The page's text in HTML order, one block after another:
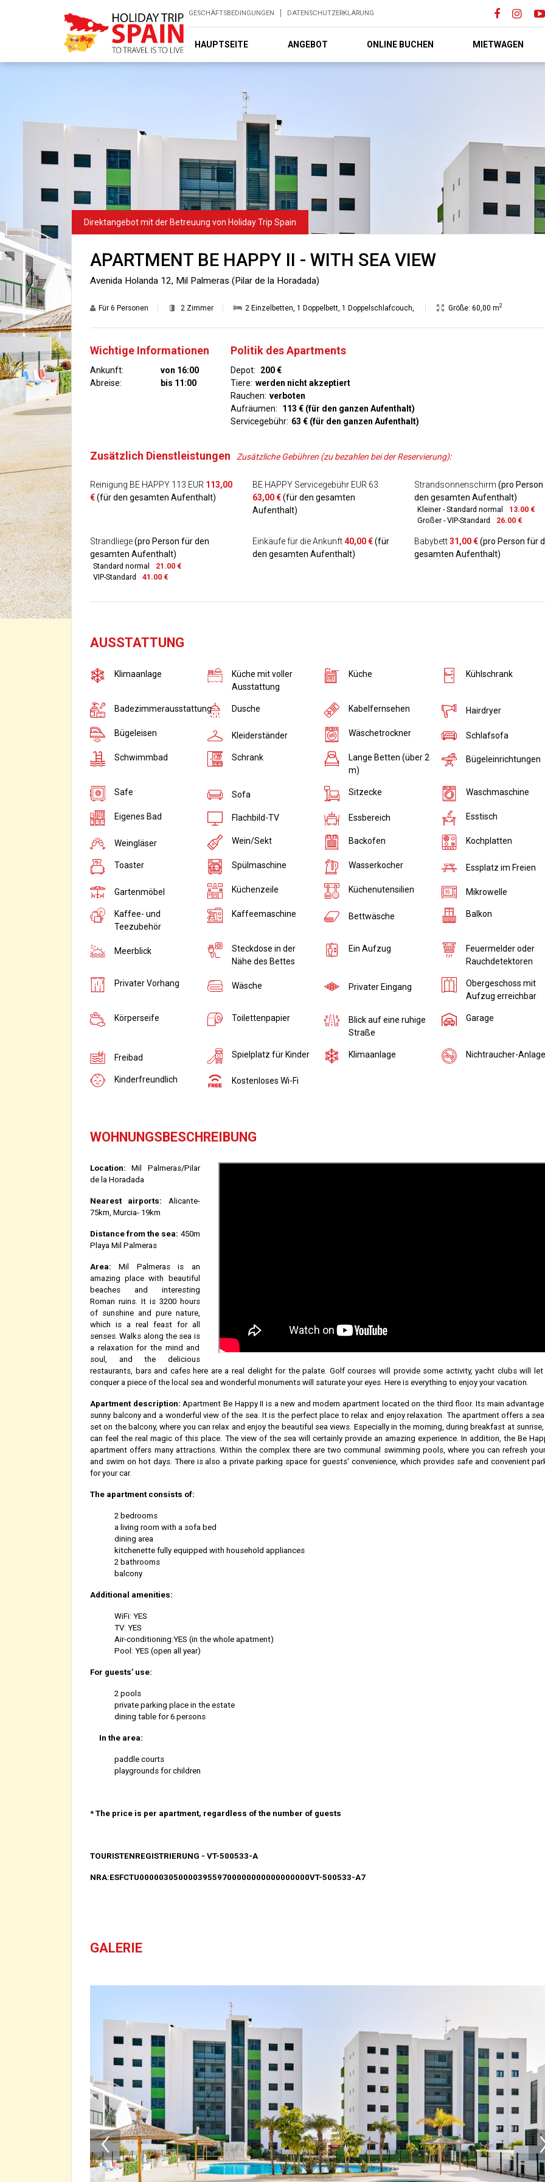
GESCHÄFTSBEDINGUNGEN DATENSCHUTZERKLÄRUNG
HAUPTSEITE ANGEBOT ONLINE BUCHEN MIETWAGEN
APARTMENT BE HAPPY II - WITH SEA VIEW
Avenida Holanda 12, Mil Palmeras (Pilar de la Horadada)
Für 6 Personen 2 Zimmer 2 Einzelbetten ,1 Doppelbett ,1 Doppelschlafcouch Größe: 60,00 m2
Wichtige Informationen
Ankunft:
von 16:00
Abreise:
bis 11:00
Politik des Apartments
Depot:
200 €
Tiere: werden nicht akzeptiert
Rauchen: verboten
Aufräumen:
113 € (für den ganzen Aufenthalt)
Servicegebühr: 63 € (für den ganzen Aufenthalt)
Zusätzlich Dienstleistungen Zusätzliche Gebühren (zu bezahlen bei der Reservierung):
Reinigung BE HAPPY 113 EUR 113,00
€(für den gesamten Aufenthalt)
BE HAPPY Servicegebühr EUR 63
63,00 €(für den gesamten
Aufenthalt)
Strandsonnenschirm(pro
den gesamten Aufenthalt)
Kleiner - Standard normal
13.00 €
Großer - VIP-Standard
26.00 €
Strandliege(pro Person für den
gesamten Aufenthalt)
Standard normal
21.00 €
VIP-Standard
41.00 €
Einkäufe für die Ankunft40,00 €(für
den gesamten Aufenthalt)
Babybett31,00 €(pro Person für
gesamten Aufenthalt)
AUSSTATTUNG
Klimaanlage
Küche mit voller
Ausstattung
Küche Kühlschrank
Badezimmerausstattung Dusche Kabelfernsehen Hairdryer
Bügeleisen Kleiderständer Wäschetrockner Schlafsofa
Schwimmbad Schrank
Lange Betten (über 2
m)
Bügeleinrichtungen
Safe Sofa Sitzecke Waschmaschine
Eigenes Bad Flachbild-TV Essbereich Esstisch
Weingläser Wein/Sekt Backofen Kochplatten
Toaster Spülmaschine Wasserkocher Essplatz im Freien
Gartenmöbel Küchenzeile Küchenutensilien Mikrowelle
Kaffee- und
Teezubehör
Kaffeemaschine Bettwäsche Balkon
Meerblick
Steckdose in der
Nähe des Bettes
Ein Aufzug
Feuermelder oder
Rauchdetektoren
Privater Vorhang Wäsche Privater Eingang
Obergeschoss mit
Aufzug erreichbar
Körperseife Toilettenpapier
Blick auf eine ruhige
Straße
Garage
Freibad Spielplatz für Kinder Klimaanlage Nichtraucher-Anlage
Kinderfreundlich Kostenloses Wi-Fi
WOHNUNGSBESCHREIBUNG
Location: Mil Palmeras/Pilar
de la Horadada
Nearest airports: Alicante-
75km, Murcia- 19km
Distance from the sea: 450m
Playa Mil Palmeras
Area: Mil Palmeras is an
amazing place with beautiful
beaches and interesting
Roman ruins. It is 3200 hours
of sunshine and pure nature,
which is a real feast for all
senses. Walks along the sea is
a relaxation for the mind and
soul, and the delicious
restaurants, bars and cafes here are a real delight for the palate. Golf courses will provide some activity, yacht clubs will let
conquer a piece of the local sea and wonderful monuments will saturate your eyes. Here is everything to enjoy your vacation.
Apartment description:Apartment Be Happy II is a new and modern apartment located on the third floor. Its main
sunny balcony and a wonderful view of the sea. It is the perfect place to relax and enjoy relaxation. The apartment offers a
set on the balcony, where you can relax and enjoy the beautiful sea views. Especially in the morning, during breakfast at
can feel the real magic of this place. The view of the sea will certainly provide an amazing experience. In addition, the Be
apartment offers many attractions. Within the complex there are two communal swimming pools, where you can refresh
and swim on hot days. There is also a private parking space for guests' convenience, which provides safe and convenient
for your car.
The apartment consists of:
2 bedrooms
a living room with a sofa bed
dining area
kitchenette fully equipped with household appliances
2 bathrooms
balcony
Additional amenities:
WiFi: YES
TV: YES
Air-conditioning:YES (in the whole apatment)
Pool: YES (open all year)
For guests’ use:
2 pools
private parking place in the estate
dining table for 6 persons
In the area:
paddle courts
playgrounds for children
* The price is per apartment, regardless of the number of guests
TOURISTENREGISTRIERUNG - VT-500533-A
NRA:ESFCTU00000305000039559700000000000000000VT-500533-A7
GALERIE